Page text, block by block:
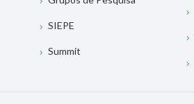
SIEPE
Summit